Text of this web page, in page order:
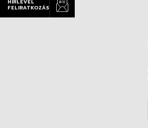
HÍRLEVÉL
FELIRATKOZÁS